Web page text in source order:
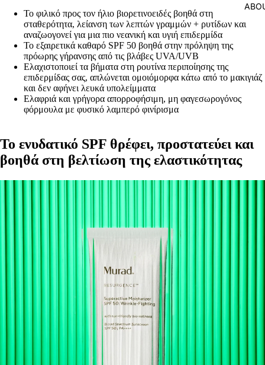
Το φιλικό προς τον ήλιο βιορετινοειδές βοηθά στη
σταθερότητα, λείανση των λεπτών γραμμών + ρυτίδων και
αναζωογονεί για μια πιο νεανική και υγιή επιδερμίδα
Το εξαιρετικά καθαρό SPF 50 βοηθά στην πρόληψη της
πρόωρης γήρανσης από τις βλάβες UVA/UVB
Ελαχιστοποιεί τα βήματα στη ρουτίνα περιποίησης της
επιδερμίδας σας, απλώνεται ομοιόμορφα κάτω από το μακιγιάζ
και δεν αφήνει λευκά υπολείμματα
Ελαφριά και γρήγορα απορροφήσιμη, μη φαγεσωρογόνος
φόρμουλα με φυσικό λαμπερό φινίρισμα
Το ενυδατικό SPF θρέφει, προστατεύει και
βοηθά στη βελτίωση της ελαστικότητας